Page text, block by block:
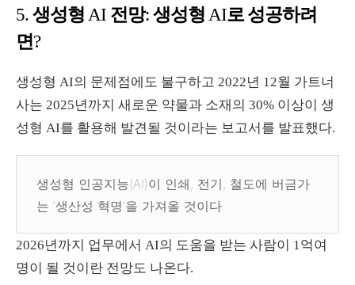
5.생성형 AI 전망:생성형 AI로 성공하려
면?
생성형 AI의 문제점에도 불구하고 2022년 12월 가트너
사는 2025년까지 새로운 약물과 소재의 30% 이상이 생
성형 AI를 활용해 발견될 것이라는 보고서를 발표했다.
생성형 인공지능(AI)이 인쇄, 전기, 철도에 버금가
는 ‘생산성 혁명’을 가져올 것이다
2026년까지 업무에서 AI의 도움을 받는 사람이 1억여
명이 될 것이란 전망도 나온다.